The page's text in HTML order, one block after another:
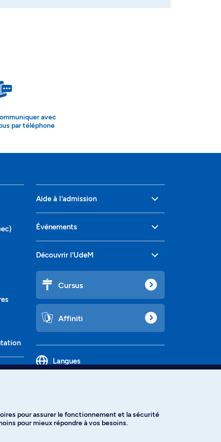
avec
par téléphone
Aide à l'admission
Événements
Découvrir l'UdeM
Cursus
Affiniti
Langues
pour assurer le fonctionnement et la sécurité
pour mieux répondre à vos besoins.